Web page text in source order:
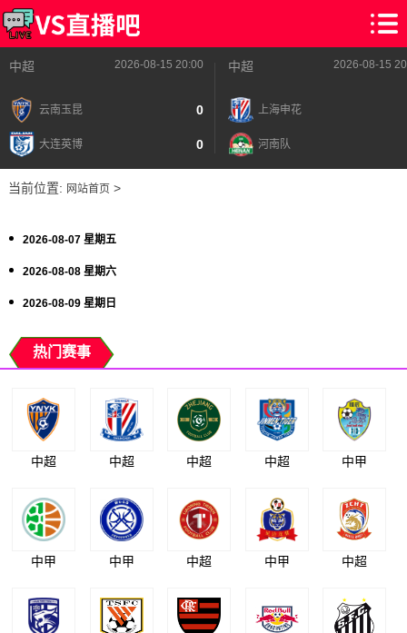
中超 2026-08-15 20:00
云南玉昆 0
大连英博 0
中超 2026-08-15
上海申花
河南队
当前位置: 网站首页>
2026-08-07 星期五
2026-08-08 星期六
2026-08-09 星期日
热门赛事
中超 中超 中超 中超 中甲
中甲 中甲 中超 中甲 中超